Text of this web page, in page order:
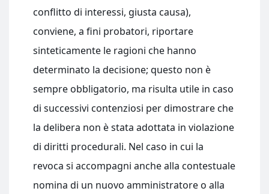
conflitto di interessi, giusta causa),
conviene, a fini probatori, riportare
sinteticamente le ragioni che hanno
determinato la decisione; questo non è
sempre obbligatorio, ma risulta utile in caso
di successivi contenziosi per dimostrare che
la delibera non è stata adottata in violazione
di diritti procedurali. Nel caso in cui la
revoca si accompagni anche alla contestuale
nomina di un nuovo amministratore o alla